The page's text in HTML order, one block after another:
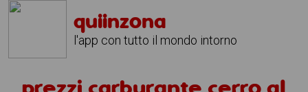
quiinzona
l'app con tutto il mondo intorno